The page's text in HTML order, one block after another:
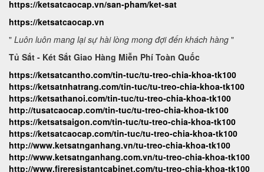
https://ketsatcaocap.vn/san-pham/ket-sat
https://ketsatcaocap.vn
" Luôn luôn mang lại sự hài lòng mong đợi đến khách hàng "
Tủ Sắt - Két Sắt Giao Hàng Miễn Phí Toàn Quốc
https://ketsatcantho.com/tin-tuc/tu-treo-chia-khoa-tk100
https://ketsatnhatrang.com/tin-tuc/tu-treo-chia-khoa-tk100
https://ketsathanoi.com/tin-tuc/tu-treo-chia-khoa-tk100
http://tusatcaocap.com/tin-tuc/tu-treo-chia-khoa-tk100
https://ketsatsaigon.com/tin-tuc/tu-treo-chia-khoa-tk100
https://ketsatcaocap.com/tin-tuc/tu-treo-chia-khoa-tk100
http://www.ketsatnganhang.vn/tu-treo-chia-khoa-tk100
http://www.ketsatnganhang.com.vn/tu-treo-chia-khoa-tk100
http://www.fireresistantcabinet.com/tu-treo-chia-khoa-tk100